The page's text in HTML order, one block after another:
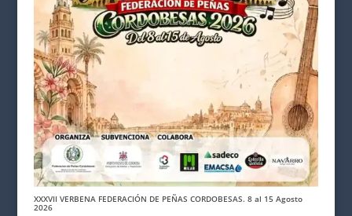
XXXVII VERBENA FEDERACIÓN DE PEÑAS CORDOBESAS. 8 al 15 Agosto
2026